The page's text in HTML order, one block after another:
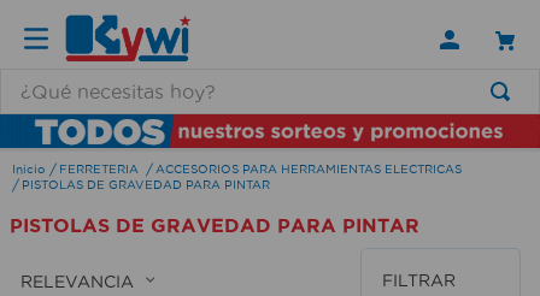
FERRETERIA
ACCESORIOS PARA HERRAMIENTAS ELECTRICAS
PISTOLAS DE GRAVEDAD PARA PINTAR
PISTOLAS DE GRAVEDAD PARA PINTAR
RELEVANCIA FILTRAR
TÉRMINOS MÁS BUSCADOS
1.
lamparas
2.
ducha